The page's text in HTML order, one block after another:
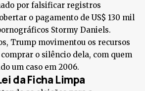
por falsificar registros
o pagamento de US$ 130 mil
Stormy Daniels.
Trump movimentou os recursos
o silêncio dela, com quem
um caso em 2006.
da Ficha Limpa